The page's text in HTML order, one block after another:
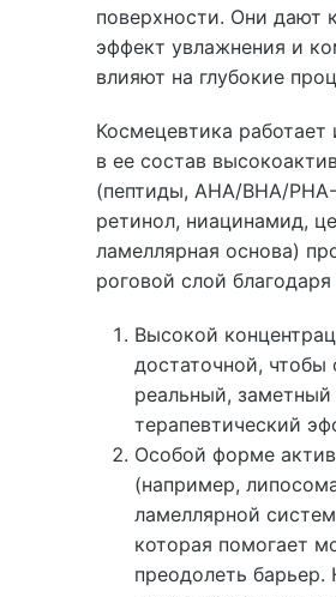
поверхности. Они дают
эффект увлажнения и
влияют на глубокие
Космецевтика
в ее состав
(пептиды, AHA/BHA/
ретинол, ниацинамид,
ламеллярная основа)
роговой слой
Высокой
достаточной, чтобы
реальный, заметный
терапевтический
Особой форме
(например,
ламеллярной
которая помогает
преодолеть барьер.